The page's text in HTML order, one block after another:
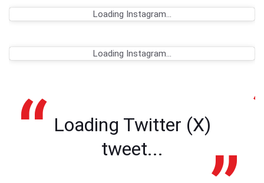
Loading Instagram...
Loading Instagram...
Loading Twitter (X)
tweet...